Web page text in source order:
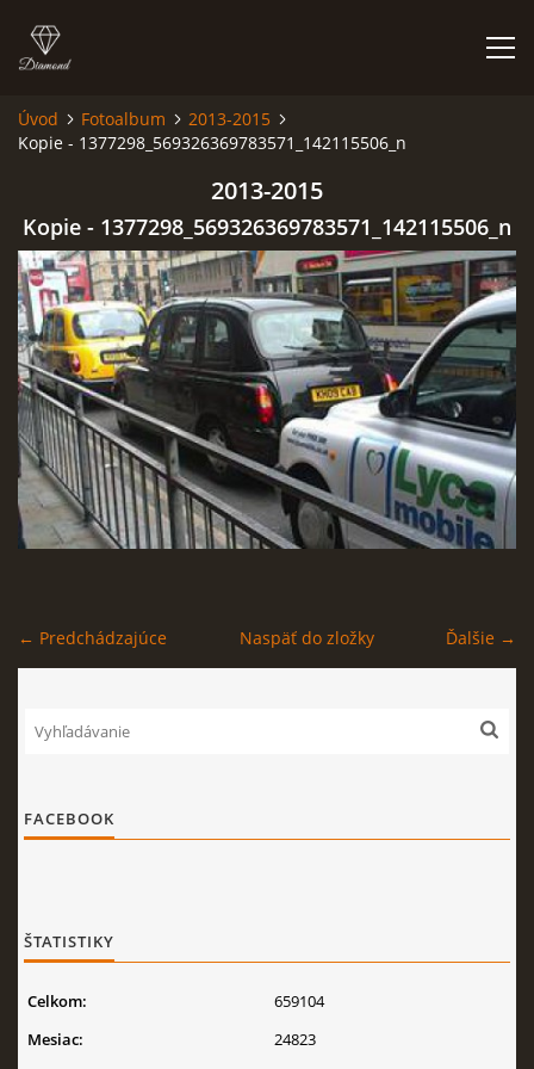
FOTOALBUM
Kapela BUMERANG
Poříčany okr. Kolín
+420 724 629 042
kapelabumerang@gmail.com
© 2026 eStránky.cz |Tisk|Hore ↑
Úvod Fotoalbum
2013-2015
Kopie - 1377298_569326369783571_142115506_n
2013-2015
Kopie - 1377298_569326369783571_142115506_n
← Predchádzajúce Ďalšie →
Naspäť do zložky
FACEBOOK
ŠTATISTIKY
Celkom:
659104
Mesiac:
24823